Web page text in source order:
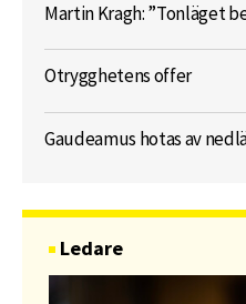
Martin Kragh: ”Tonläget
Otrygghetens offer
Gaudeamus hotas av
Ledare